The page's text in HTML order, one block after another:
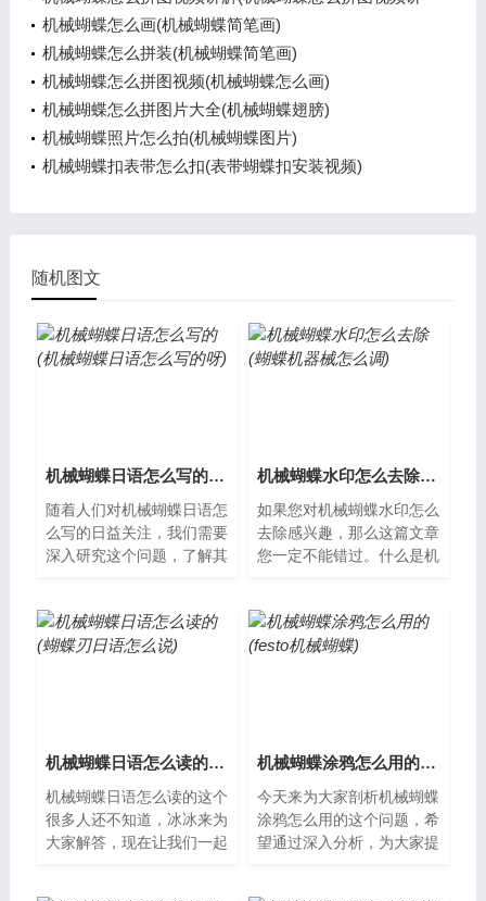
解教程)
机械蝴蝶怎么画(机械蝴蝶简笔画)
机械蝴蝶怎么拼装(机械蝴蝶简笔画)
机械蝴蝶怎么拼图视频(机械蝴蝶怎么画)
机械蝴蝶怎么拼图片大全(机械蝴蝶翅膀)
机械蝴蝶照片怎么拍(机械蝴蝶图片)
机械蝴蝶扣表带怎么扣(表带蝴蝶扣安装视频)
随机图文
机械蝴蝶日语怎么写的(机械蝴蝶日语怎么写的呀)
随着人们对机械蝴蝶日语怎
么写的日益关注，我们需要
深入研究这个问题，了解其
械装置制作...
机械蝴蝶水印怎么去除(蝴蝶机器械怎么调)
如果您对机械蝴蝶水印怎么
去除感兴趣，那么这篇文章
您一定不能错过。什么是机
通常用于纸...
机械蝴蝶日语怎么读的(蝴蝶刃日语怎么说)
机械蝴蝶日语怎么读的这个
很多人还不知道，冰冰来为
大家解答，现在让我们一起
机械蝴蝶涂鸦怎么用的(festo机械蝴蝶)
今天来为大家剖析机械蝴蝶
涂鸦怎么用的这个问题，希
望通过深入分析，为大家提